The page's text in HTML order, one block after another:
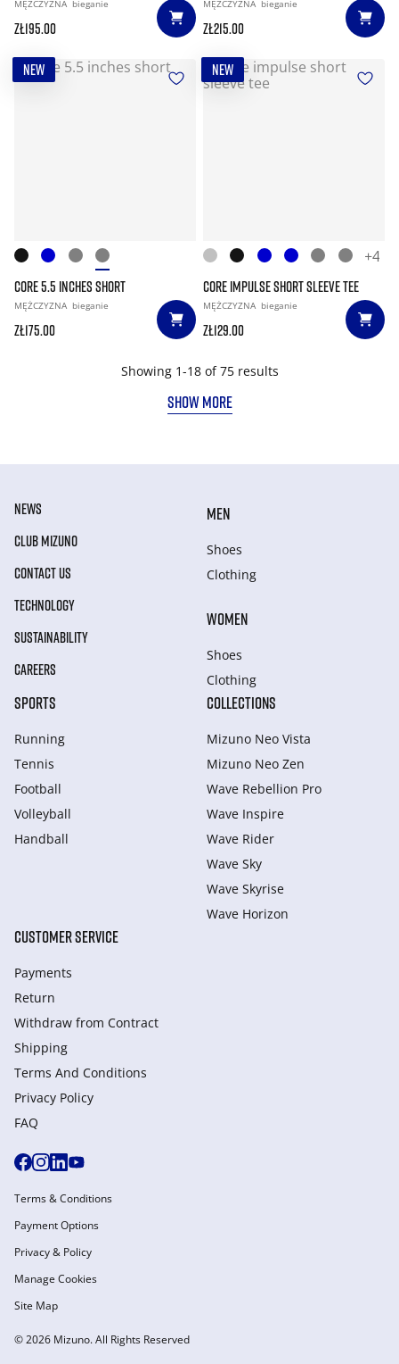
MĘŻCZYZNA bieganie
zł195.00
MĘŻCZYZNA bieganie
zł215.00
NEW
CORE 5.5 INCHES SHORT
MĘŻCZYZNA bieganie
zł175.00
NEW
+4
CORE IMPULSE SHORT SLEEVE TEE
MĘŻCZYZNA bieganie
zł129.00
Showing 1-18 of 75 results
SHOW MORE
NEWS
CLUB MIZUNO
CONTACT US
TECHNOLOGY
SUSTAINABILITY
CAREERS
MEN
Shoes
Clothing
WOMEN
Shoes
Clothing
SPORTS
Running
Tennis
Football
Volleyball
Handball
COLLECTIONS
Mizuno Neo Vista
Mizuno Neo Zen
Wave Rebellion Pro
Wave Inspire
Wave Rider
Wave Sky
Wave Skyrise
Wave Horizon
CUSTOMER SERVICE
Payments
Return
Withdraw from Сontract
Shipping
Terms And Conditions
Privacy Policy
FAQ
© 2026 Mizuno. All Rights Reserved
Terms & Conditions
Payment Options
Privacy & Policy
Manage Cookies
Site Map